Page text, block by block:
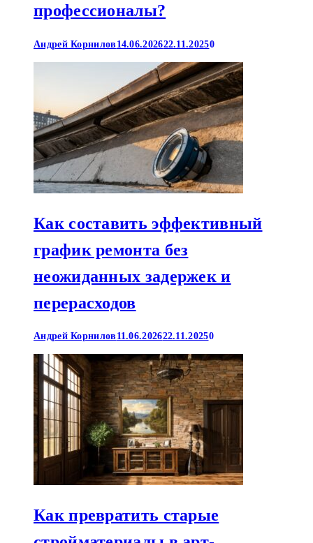
профессионалы?
Андрей Корнилов 14.06.202622.11.20250
Как составить эффективный
график ремонта без
неожиданных задержек и
перерасходов
Андрей Корнилов 11.06.202622.11.20250
Как превратить старые